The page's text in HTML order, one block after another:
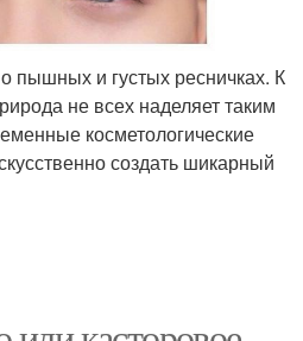
пышных и густых ресничках. К
не всех наделяет таким
косметологические
создать шикарный